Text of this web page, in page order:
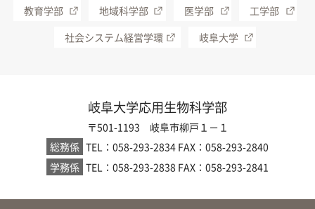
教育学部 地域科学部 医学部
工学部
社会システム経営学環
岐阜大学
岐阜大学応用生物科学部
〒501-1193 岐阜市柳戸１－１
総務係 TEL：058-293-2834 FAX：058-293-2840
学務係 TEL：058-293-2838 FAX：058-293-2841